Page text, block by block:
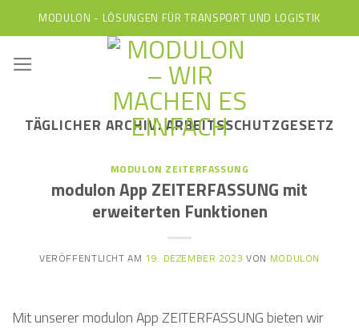
to
content
MODULON - LÖSUNGEN FÜR TRANSPORT UND LOGISTIK
TÄGLICHER ARCHIV:ARBEITSSCHUTZGESETZ
MODULON ZEITERFASSUNG
modulon App ZEITERFASSUNG mit
erweiterten Funktionen
VERÖFFENTLICHT AM 19. DEZEMBER 2023 VON MODULON
Mit unserer modulon App ZEITERFASSUNG bieten wir